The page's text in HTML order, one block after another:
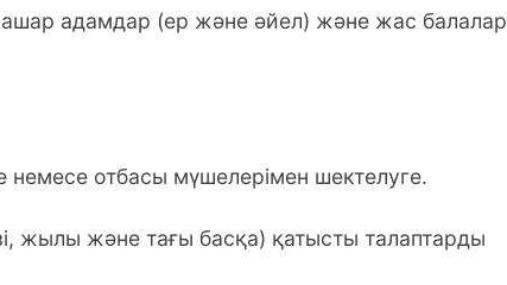
адамдар (ер және әйел) және жас балалар
немесе отбасы мүшелерімен шектелуге.
жылы және тағы басқа) қатысты талаптарды